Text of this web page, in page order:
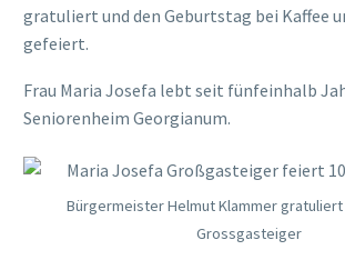
gratuliert und den Geburtstag bei Kaffee
gefeiert.
Frau Maria Josefa lebt seit fünfeinhalb
Seniorenheim Georgianum.
Bürgermeister Helmut Klammer
Grossgasteiger